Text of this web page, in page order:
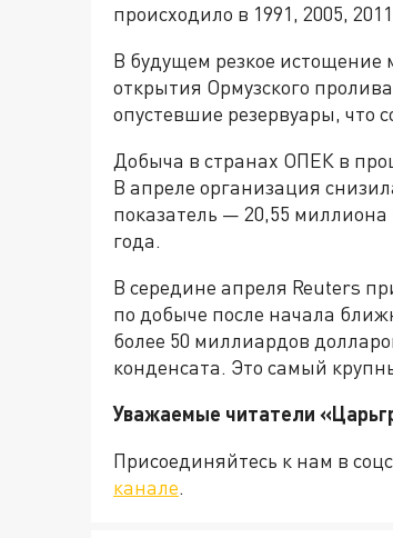
происходило в 1991, 2005,
В будущем резкое истощение
открытия Ормузского
опустевшие резервуары, что
Добыча в странах ОПЕК в
В апреле организация
показатель — 20,55 миллиона
года.
В середине апреля Reuters
по добыче после начала
более 50 миллиардов
конденсата. Это самый
Уважаемые читатели
Присоединяйтесь к нам в
канале.